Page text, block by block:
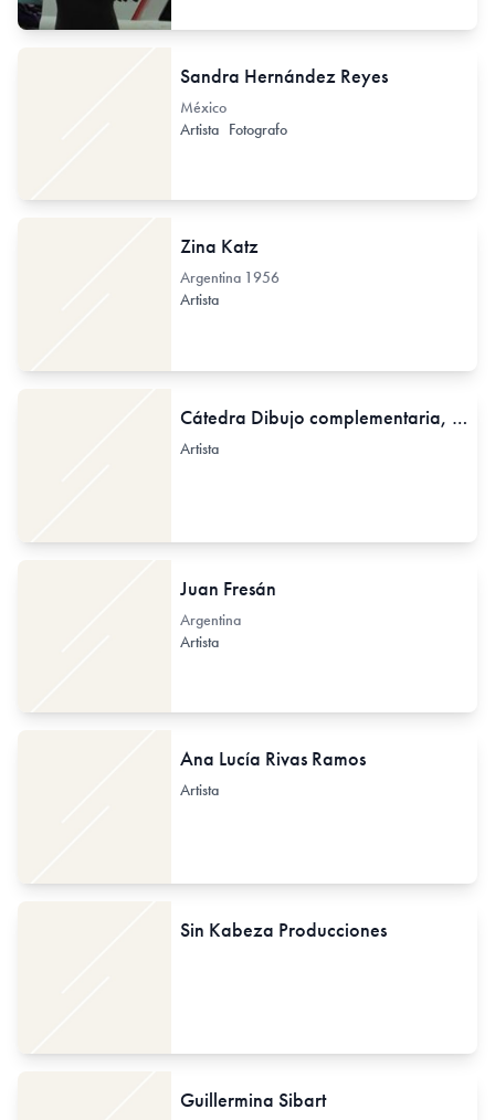
Sandra Hernández Reyes
México
Artista Fotografo
Zina Katz
Argentina 1956
Artista
Cátedra Dibujo complementaria, 2, 3, y 4
Artista
Juan Fresán
Argentina
Artista
Ana Lucía Rivas Ramos
Artista
Sin Kabeza Producciones
Guillermina Sibart